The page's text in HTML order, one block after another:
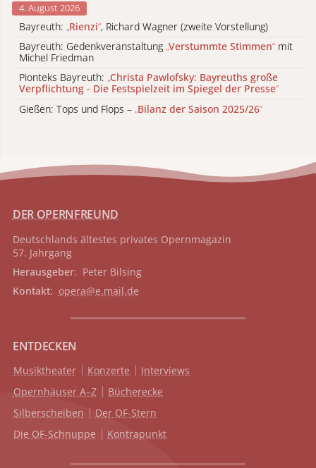
4. August 2026
Bayreuth: „Rienzi“, Richard Wagner (zweite Vorstellung)
Bayreuth: Gedenkveranstaltung „Verstummte Stimmen“ mit
Michel Friedman
Pionteks Bayreuth: „Christa Pawlofsky: Bayreuths große
Verpflichtung - Die Festspielzeit im Spiegel der Presse“
Gießen: Tops und Flops – „Bilanz der Saison 2025/26“
DER OPERNFREUND
Deutschlands ältestes privates Opernmagazin
57. Jahrgang
Herausgeber: Peter Bilsing
Kontakt: opera@e.mail.de
ENTDECKEN
Musiktheater Konzerte
Interviews
Opernhäuser A–Z
Bücherecke
Silberscheiben
Der OF-Stern
Die OF-Schnuppe
Kontrapunkt